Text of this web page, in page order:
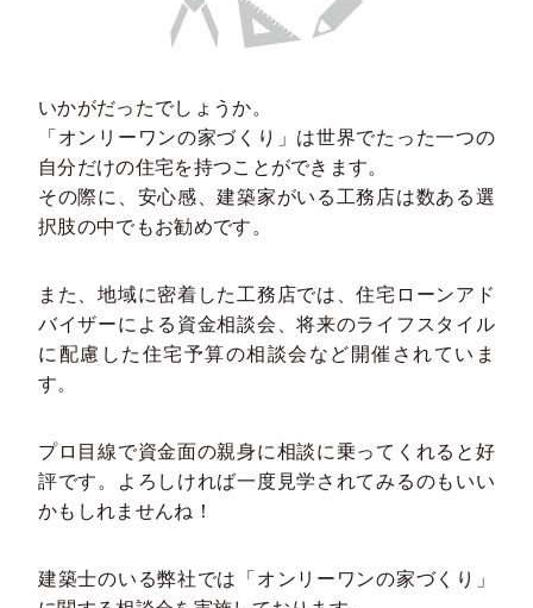
いかがだったでしょうか。
「オンリーワンの家づくり」は世界でたった一つの
自分だけの住宅を持つことができます。
その際に、安心感、建築家がいる工務店は数ある選
択肢の中でもお勧めです。
また、地域に密着した工務店では、住宅ローンアド
バイザーによる資金相談会、将来のライフスタイル
に配慮した住宅予算の相談会など開催されていま
す。
プロ目線で資金面の親身に相談に乗ってくれると好
評です。よろしければ一度見学されてみるのもいい
かもしれませんね！
建築士のいる弊社では「オンリーワンの家づくり」